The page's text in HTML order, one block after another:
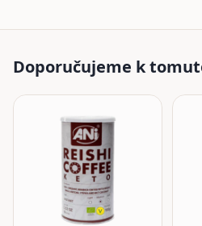
Doporučujeme k